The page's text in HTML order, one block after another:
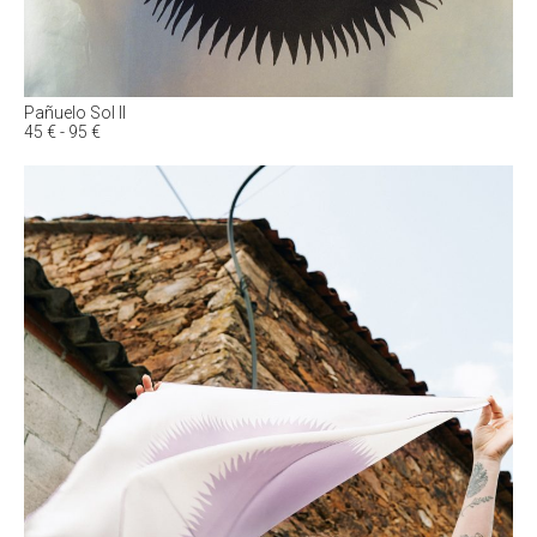
Pañuelo Sol II
45 €- 95 €Rango
precios:
hasta
95 €